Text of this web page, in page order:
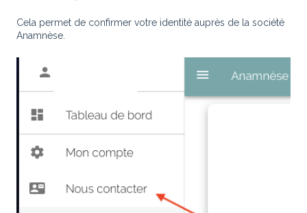
Cela permet de confirmer votre identité auprès de la société
Anamnèse.